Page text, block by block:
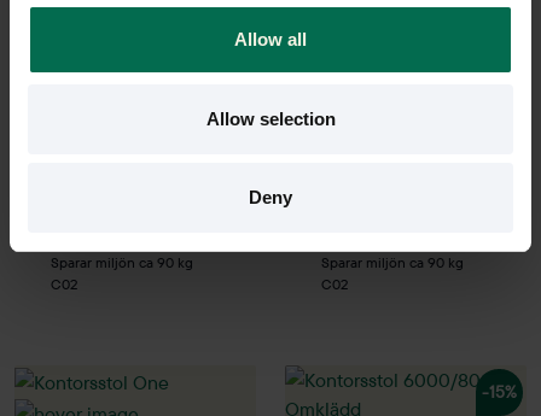
Allow all
Allow selection
Deny
Sparar miljön ca 90 kg
C02
Sparar miljön ca 90 kg
C02
-15%